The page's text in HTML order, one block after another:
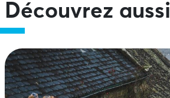
Découvrez aussi